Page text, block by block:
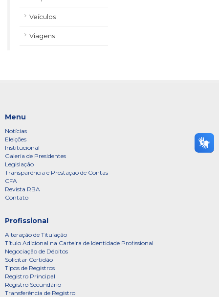
Veículos
Viagens
Menu
Notícias
Eleições
Institucional
Galeria de Presidentes
Legislação
Transparência e Prestação de Contas
CFA
Revista RBA
Contato
Profissional
Alteração de Titulação
Título Adicional na Carteira de Identidade Profissional
Negociação de Débitos
Solicitar Certidão
Tipos de Registros
Registro Principal
Registro Secundário
Transferência de Registro